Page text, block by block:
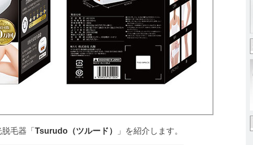
毛器「 Tsurudo（ツルード） 」を紹介します。